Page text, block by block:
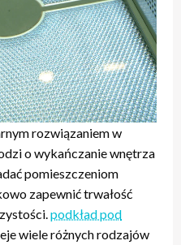
rozwiązaniem w
o wykańczanie wnętrza
pomieszczeniom
zapewnić trwałość
podkład pod
wiele różnych rodzajów